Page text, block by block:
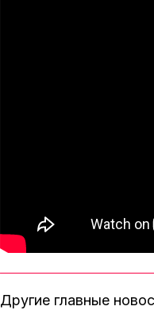
Другие главные